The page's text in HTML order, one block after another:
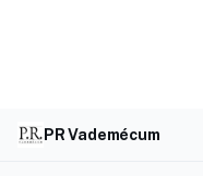
PR Vademécum